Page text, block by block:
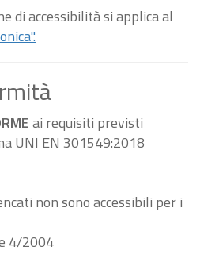
di accessibilità si applica al
ai requisiti previsti
UNI EN 301549:2018
non sono accessibili per i
4/2004